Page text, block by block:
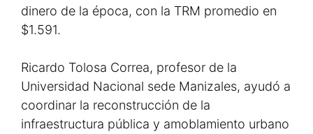
dinero de la época, con la TRM promedio en
$1.591.
Ricardo Tolosa Correa, profesor de la
Universidad Nacional sede Manizales, ayudó a
coordinar la reconstrucción de la
infraestructura pública y amoblamiento urbano